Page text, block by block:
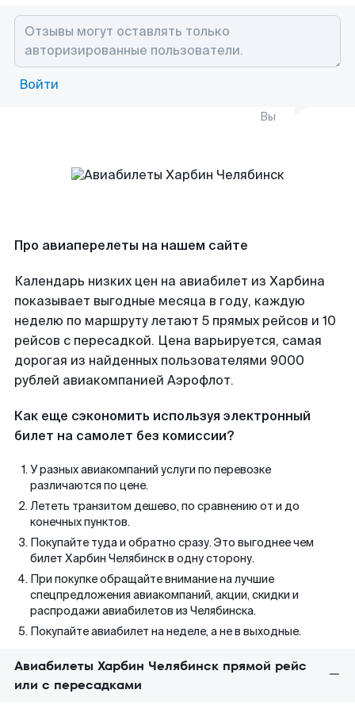
Войти
Вы
Про авиаперелеты на нашем сайте
Календарь низких цен на авиабилет из Харбина
показывает выгодные месяца в году, каждую
неделю по маршруту летают 5 прямых рейсов и 10
рейсов с пересадкой. Цена варьируется, самая
дорогая из найденных пользователями 9000
рублей авиакомпанией Аэрофлот.
Как еще сэкономить используя электронный
билет на самолет без комиссии?
У разных авиакомпаний услуги по перевозке
различаются по цене.
Лететь транзитом дешево, по сравнению от и до
конечных пунктов.
Покупайте туда и обратно сразу. Это выгоднее чем
билет Харбин Челябинск в одну сторону.
При покупке обращайте внимание на лучшие
спецпредложения авиакомпаний, акции, скидки и
распродажи авиабилетов из Челябинска.
Покупайте авиабилет на неделе, а не в выходные.
Авиабилеты Харбин Челябинск прямой рейс
или с пересадками